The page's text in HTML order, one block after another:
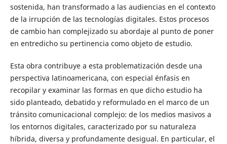
sostenida, han transformado a las audiencias en el contexto
de la irrupción de las tecnologías digitales. Estos procesos
de cambio han complejizado su abordaje al punto de poner
en entredicho su pertinencia como objeto de estudio.
Esta obra contribuye a esta problematización desde una
perspectiva latinoamericana, con especial énfasis en
recopilar y examinar las formas en que dicho estudio ha
sido planteado, debatido y reformulado en el marco de un
tránsito comunicacional complejo: de los medios masivos a
los entornos digitales, caracterizado por su naturaleza
híbrida, diversa y profundamente desigual. En particular, el